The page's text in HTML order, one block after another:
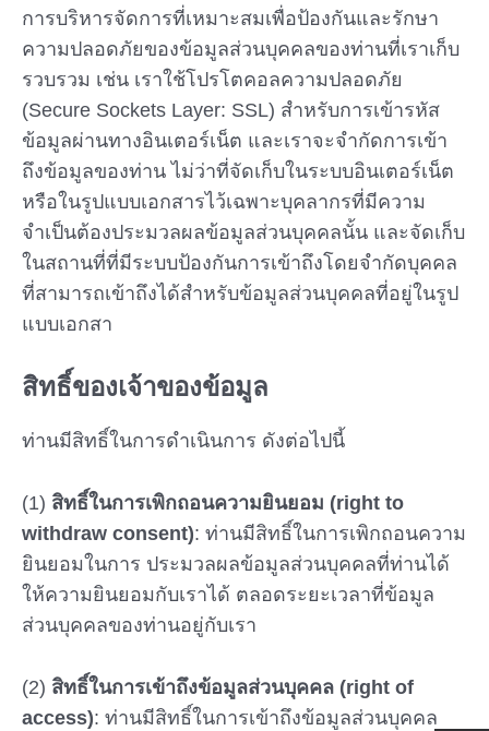
การบริหารจัดการที่เหมาะสมเพื่อป้องกันและรักษา
ความปลอดภัยของข้อมูลส่วนบุคคลของท่านที่เราเก็บ
รวบรวม เช่น เราใช้โปรโตคอลความปลอดภัย
(Secure Sockets Layer: SSL) สำหรับการเข้ารหัส
ข้อมูลผ่านทางอินเตอร์เน็ต และเราจะจำกัดการเข้า
ถึงข้อมูลของท่าน ไม่ว่าที่จัดเก็บในระบบอินเตอร์เน็ต
หรือในรูปแบบเอกสารไว้เฉพาะบุคลากรที่มีความ
จำเป็นต้องประมวลผลข้อมูลส่วนบุคคลนั้น และจัดเก็บ
ในสถานที่ที่มีระบบป้องกันการเข้าถึงโดยจำกัดบุคคล
ที่สามารถเข้าถึงได้สำหรับข้อมูลส่วนบุคคลที่อยู่ในรูป
แบบเอกสา
สิทธิ์ของเจ้าของข้อมูล
ท่านมีสิทธิ์ในการดำเนินการ ดังต่อไปนี้
(1) สิทธิ์ในการเพิกถอนความยินยอม (right to
withdraw consent): ท่านมีสิทธิ์ในการเพิกถอนความ
ยินยอมในการ ประมวลผลข้อมูลส่วนบุคคลที่ท่านได้
ให้ความยินยอมกับเราได้ ตลอดระยะเวลาที่ข้อมูล
ส่วนบุคคลของท่านอยู่กับเรา
(2) สิทธิ์ในการเข้าถึงข้อมูลส่วนบุคคล (right of
access): ท่านมีสิทธิ์ในการเข้าถึงข้อมูลส่วนบุคคล